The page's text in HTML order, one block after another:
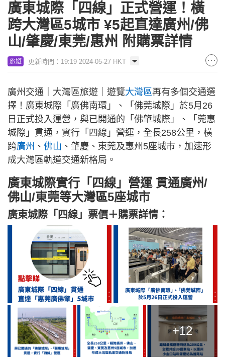
廣東城際「四線」正式營運！橫
跨大灣區5城市 ¥5起直達廣州/佛
山/肇慶/東莞/惠州 附購票詳情
旅遊 更新時間：19:19 2024-05-27 HKT
廣州交通｜大灣區旅遊｜遊覽大灣區再有多個交通選
擇！廣東城際「廣佛南環」、「佛莞城際」於5月26
日正式投入運營，與已開通的「佛肇城際」、「莞惠
城際」貫通，實行「四線」營運，全長258公里，橫
跨廣州 、 佛山 、肇慶、東莞及惠州5座城市，加速形
成大灣區軌道交通新格局。
廣東城際實行「四線」營運 貫通廣州/
佛山/東莞等大灣區5座城市
廣東城際「四線」票價＋購票詳情：
+12